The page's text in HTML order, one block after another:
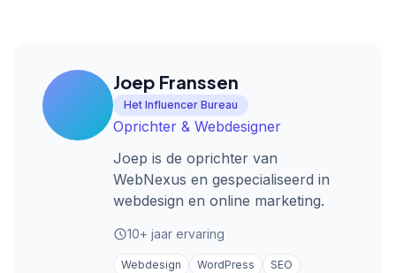
Joep Franssen
Het Influencer Bureau
Oprichter & Webdesigner
Joep is de oprichter van
WebNexus en gespecialiseerd in
webdesign en online marketing.
10+ jaar ervaring
Webdesign WordPress
SEO